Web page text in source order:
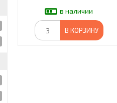
в наличии
В КОРЗИНУ